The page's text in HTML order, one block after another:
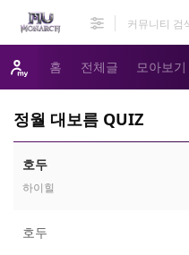
홈 전체글 모아보기
정월 대보름 QUIZ
호두
하이힐
호두